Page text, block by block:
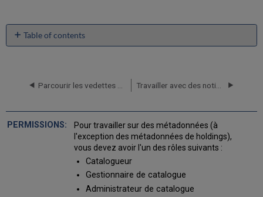
Table of contents
métadonnées
de
couleurs
Pour travailler sur des métadonnées (à
l'exception des métadonnées de holdings),
vous devez avoir l'un des rôles suivants :
Catalogueur
Gestionnaire de catalogue
Administrateur de catalogue